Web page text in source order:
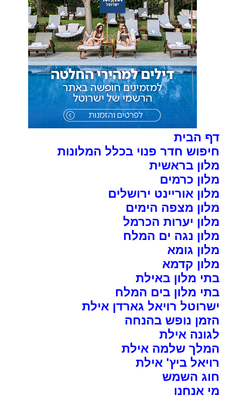
דף הבית
חיפוש חדר פנוי בכלל המלונות
מלון בראשית
מלון כרמים
מלון אוריינט ירושלים
מלון מצפה הימים
מלון יערות הכרמל
מלון נגה ים המלח
מלון גומא
מלון קדמא
בתי מלון באילת
בתי מלון בים המלח
ישרוטל רויאל גארדן אילת
הזמן נופש בהנחה
לגונה אילת
המלך שלמה אילת
רויאל ביץ' אילת
חוג השמש
מי אנחנו